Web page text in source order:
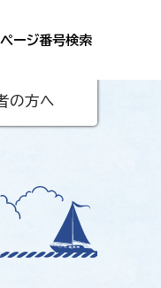
ページ番号検索
の方へ